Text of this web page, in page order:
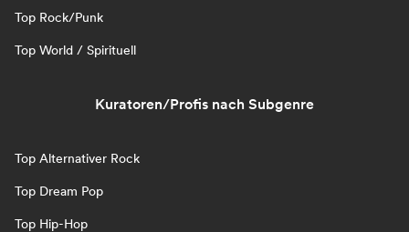
Top Rock/Punk
Top World / Spirituell
Kuratoren/Profis nach Subgenre
Top Alternativer Rock
Top Dream Pop
Top Hip-Hop